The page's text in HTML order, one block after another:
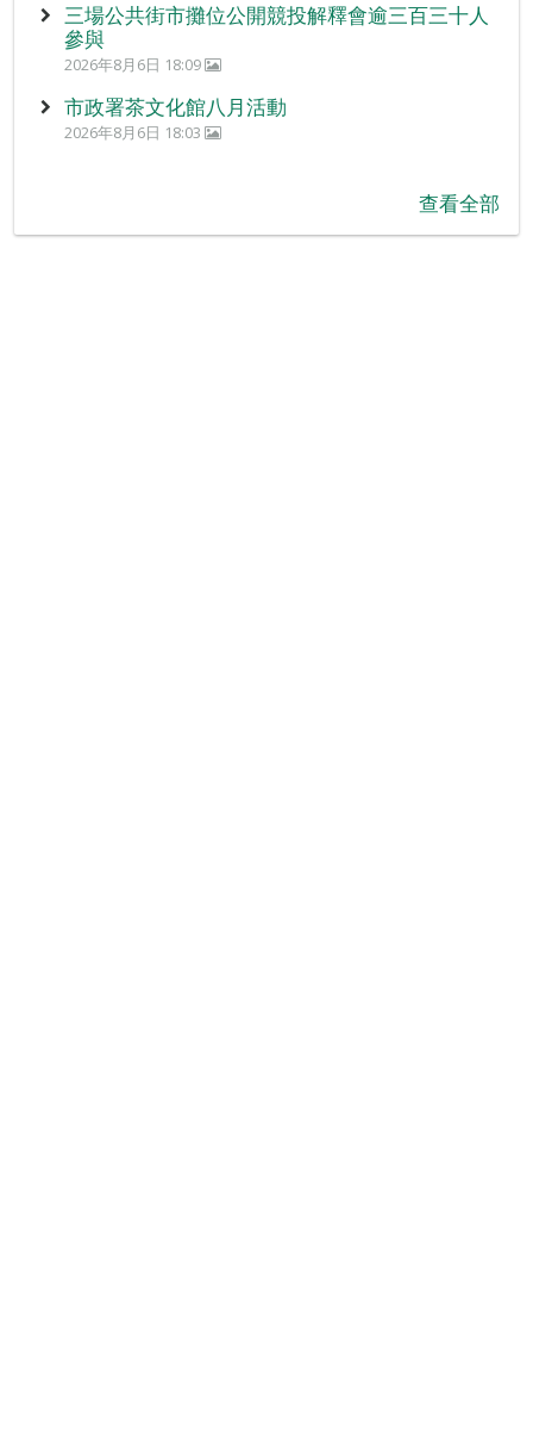
三場公共街市攤位公開競投解釋會逾三百三十人
參與
2026年8月6日 18:09
市政署茶文化館八月活動
2026年8月6日 18:03
查看全部